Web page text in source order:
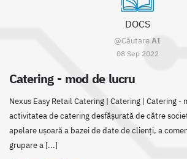
DOCS
@CăutareAI
08 Sep 2022
Catering - mod de lucru
Nexus Easy Retail Catering | Catering | Catering -
activitatea de catering desfășurată de către
apelare ușoară a bazei de date de clienți, a
grupare a [...]